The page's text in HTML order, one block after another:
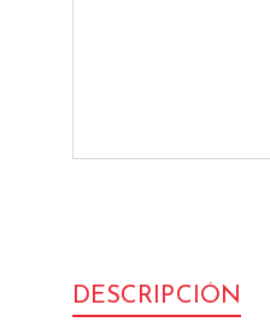
DESCRIPCIÓN